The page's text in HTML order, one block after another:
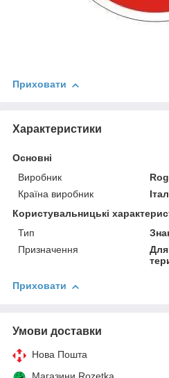
Приховати
Характеристики
Основні
Виробник
Країна виробник
Користувальницькі
Тип
Призначення
Для
Приховати
Умови доставки
Нова Пошта